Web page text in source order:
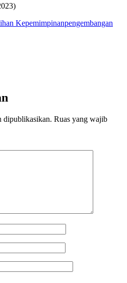
Kepemimpinanpengembangan
dipublikasikan. Ruas yang wajib